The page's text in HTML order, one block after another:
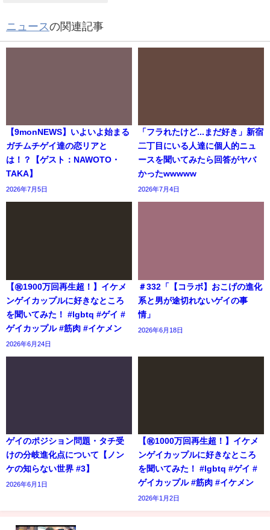
ニュースの関連記事
【9monNEWS】いよいよ始まる
ガチムチゲイ達の恋リアと
は！？【ゲスト：NAWOTO・
TAKA】
2026年7月5日
「フラれたけど...まだ好き」新宿
二丁目にいる人達に個人的ニュ
ースを聞いてみたら回答がヤバ
かったwwwww
2026年7月4日
【㊗️1900万回再生超！】イケメ
ンゲイカップルに好きなところ
を聞いてみた！ #lgbtq #ゲイ #
ゲイカップル #筋肉 #イケメン
2026年6月24日
＃332「【コラボ】おこげの進化
系と男が途切れないゲイの事
情」
2026年6月18日
ゲイのポジション問題・タチ受
けの分岐進化点について【ノン
ケの知らない世界 #3】
2026年6月1日
【㊗️1000万回再生超！】イケメ
ンゲイカップルに好きなところ
を聞いてみた！ #lgbtq #ゲイ #
ゲイカップル #筋肉 #イケメン
2026年1月2日